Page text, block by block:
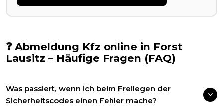
❓ Abmeldung Kfz online in Forst
Lausitz – Häufige Fragen (FAQ)
Was passiert, wenn ich beim Freilegen der
Sicherheitscodes einen Fehler mache?